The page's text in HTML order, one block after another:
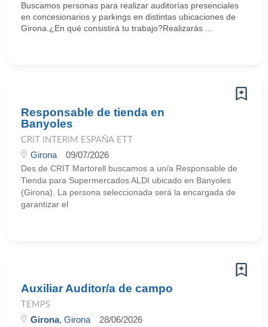
Buscamos personas para realizar auditorías presenciales
en concesionarios y parkings en distintas ubicaciones de
Girona.¿En qué consistirá tu trabajo?Realizarás ...
Responsable de tienda en
Banyoles
CRIT INTERIM ESPAÑA ETT
Girona 09/07/2026
Des de CRIT Martorell buscamos a un/a Responsable de
Tienda para Supermercados ALDI ubicado en Banyoles
(Girona). La persona seleccionada será la encargada de
garantizar el
Auxiliar Auditor/a de campo
TEMPS
Girona, Girona 28/06/2026